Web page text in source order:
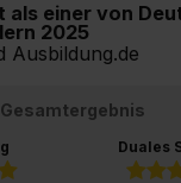
als einer von
2025
Ausbildung.de
Gesamtergebnis
Duales